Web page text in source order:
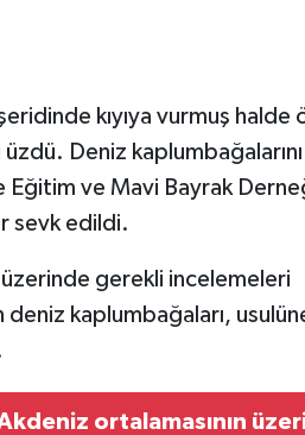
kıyıya vurmuş halde
Deniz
Eğitim ve Mavi Bayrak
sevk edildi.
gerekli incelemeleri
kaplumbağaları,
ortalamasının